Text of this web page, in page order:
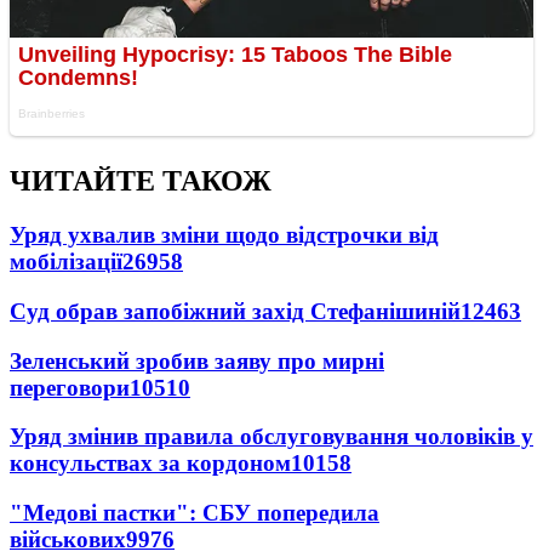
ЧИТАЙТЕ ТАКОЖ
Уряд ухвалив зміни щодо відстрочки від
мобілізації26958
Суд обрав запобіжний захід Стефанішиній12463
Зеленський зробив заяву про мирні
переговори10510
Уряд змінив правила обслуговування чоловіків у
консульствах за кордоном10158
"Медові пастки": СБУ попередила
військових9976